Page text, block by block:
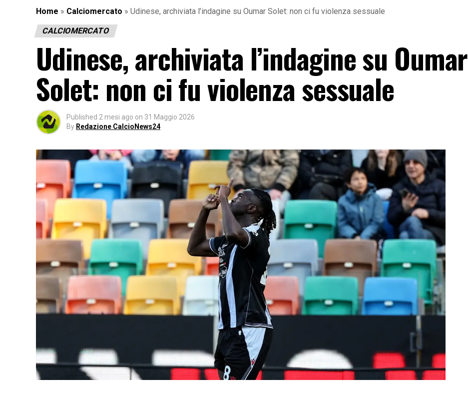
Home » Calciomercato » Udinese, archiviata l’indagine su Oumar Solet: non ci fu violenza sessuale
CALCIOMERCATO
Udinese, archiviata l’indagine su Oumar
Solet: non ci fu violenza sessuale
Published 2 mesi ago on 31 Maggio 2026
By Redazione CalcioNews24